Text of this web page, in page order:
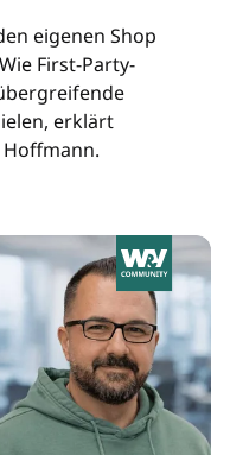
eigenen Shop
First-Party-
erklärt
Hoffmann.